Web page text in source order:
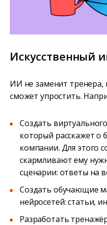
Искусственный
ИИ не заменит тренера,
сможет упростить.
Создать
который расскажет о
компании. Для этого
скармливают ему
сценарии: ответы на
Создать обучающие
нейросетей: статьи,
Разработать